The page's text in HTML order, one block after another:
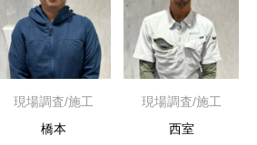
現場調査/施工
橋本
現場調査/施工
西室